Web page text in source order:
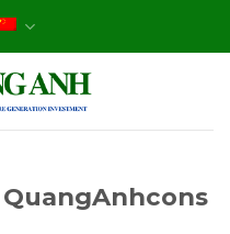
QuangAnhcons